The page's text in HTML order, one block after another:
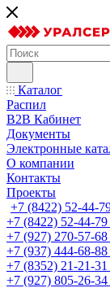
Каталог
Распил
B2B Кабинет
Документы
Электронные
О компании
Контакты
Проекты
+7 (8422) 52-44-
+7 (8422) 52-44-79
+7 (927) 270-57-68
+7 (937) 444-68-88
+7 (8352) 21-21-31
+7 (927) 805-26-34